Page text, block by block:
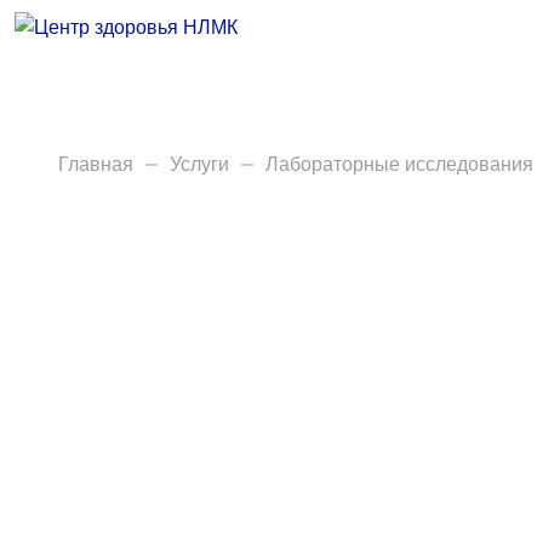
Анализы
Главная Услуги Лабораторные исследования